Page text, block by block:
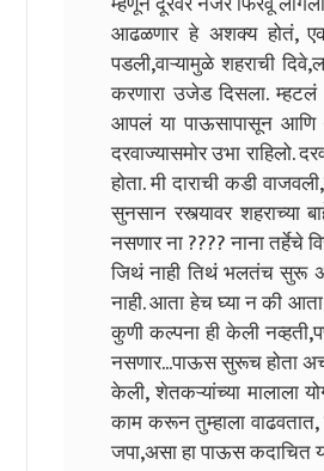
आढळणार हे अशक्य होतं,
पडली,वाऱ्यामुळे शहराची
करणारा उजेड दिसला.
आपलं या पाऊसापासून आणि
दरवाज्यासमोर उभा राहिलो.
होता. मी दाराची कडी
सुनसान रस्त्यावर
नसणार ना ???? नाना तर्हेचे
जिथं नाही तिथं भलतंच सुरू
नाही. आता हेच घ्या न की
कुणी कल्पना ही केली
नसणार...पाऊस सुरूच होता
केली, शेतकऱ्यांच्या मालाला
काम करून तुम्हाला वाढवतात,
जपा,असा हा पाऊस कदाचित